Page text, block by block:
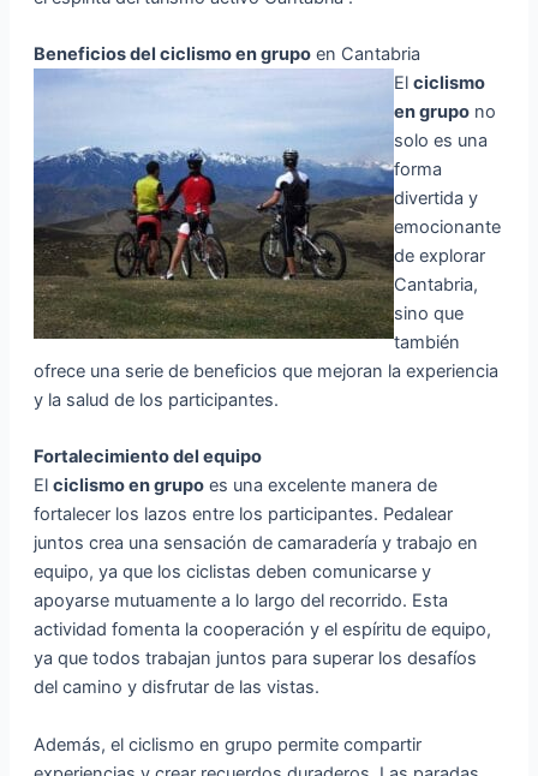
Beneficios del ciclismo en grupoen Cantabria
El ciclismo
en grupono
solo es una
forma
divertida y
emocionante
de explorar
Cantabria,
sino que
también
ofrece una serie de beneficios que mejoran la experiencia
y la salud de los participantes.
Fortalecimiento del equipo
El ciclismo en grupoes una excelente manera de
fortalecer los lazos entre los participantes. Pedalear
juntos crea una sensación de camaradería y trabajo en
equipo, ya que los ciclistas deben comunicarse y
apoyarse mutuamente a lo largo del recorrido. Esta
actividad fomenta la cooperación y el espíritu de equipo,
ya que todos trabajan juntos para superar los desafíos
del camino y disfrutar de las vistas.
Además, el ciclismo en grupo permite compartir